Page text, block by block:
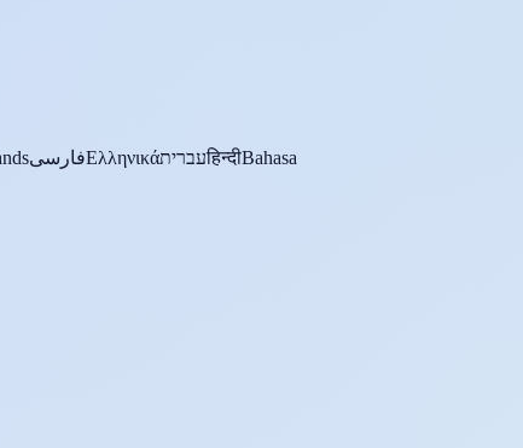
فارسیΕλληνικάעבריתहिन्दीBahasa